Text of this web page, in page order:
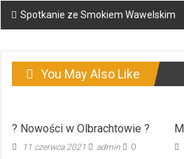
Post
navigation
Spotkanie ze Smokiem Wawelskim
You May Also Like
? Nowości w Olbrachtowie ?
11 czerwca 2021 admin 0